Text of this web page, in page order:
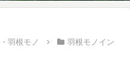
羽根モノ
羽根モノイン